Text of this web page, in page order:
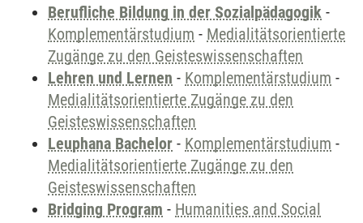
Berufliche Bildung in der Sozialpädagogik -
Komplementärstudium - Medialitätsorientierte
Zugänge zu den Geisteswissenschaften
Lehren und Lernen - Komplementärstudium -
Medialitätsorientierte Zugänge zu den
Geisteswissenschaften
Leuphana Bachelor - Komplementärstudium -
Medialitätsorientierte Zugänge zu den
Geisteswissenschaften
Bridging Program - Humanities and Social